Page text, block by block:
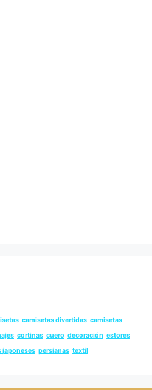
camisetas divertidas camisetas
cortinas cuero decoración estores
japoneses persianas textil